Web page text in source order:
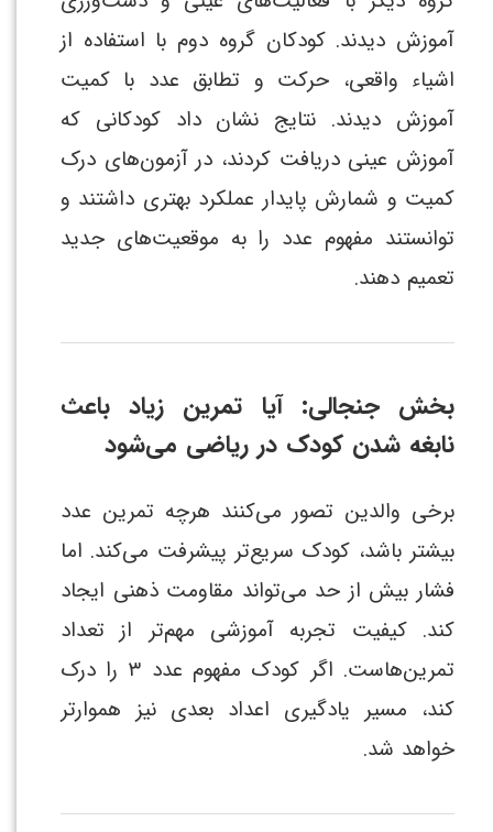
آموزش دیدند. کودکان گروه دوم با استفاده از
اشیاء واقعی، حرکت و تطابق عدد با کمیت
آموزش دیدند. نتایج نشان داد کودکانی که
آموزش عینی دریافت کردند، در آزمون‌های درک
کمیت و شمارش پایدار عملکرد بهتری داشتند و
توانستند مفهوم عدد را به موقعیت‌های جدید
تعمیم دهند.
بخش جنجالی: آیا تمرین زیاد باعث
نابغه شدن کودک در ریاضی می‌شود
برخی والدین تصور می‌کنند هرچه تمرین عدد
بیشتر باشد، کودک سریع‌تر پیشرفت می‌کند. اما
فشار بیش از حد می‌تواند مقاومت ذهنی ایجاد
کند. کیفیت تجربه آموزشی مهم‌تر از تعداد
تمرین‌هاست. اگر کودک مفهوم عدد ۳ را درک
کند، مسیر یادگیری اعداد بعدی نیز هموارتر
خواهد شد.